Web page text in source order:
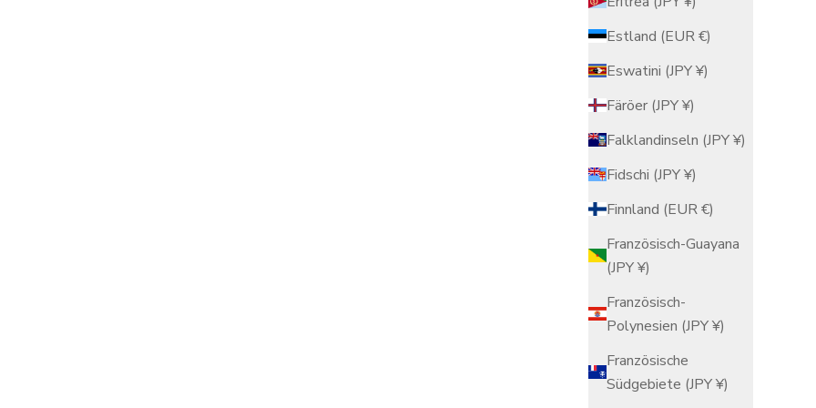
Estland (EUR €)
Eswatini (JPY ¥)
Färöer (JPY ¥)
Falklandinseln (JPY ¥)
Fidschi (JPY ¥)
Finnland (EUR €)
Französisch-Guayana
(JPY ¥)
Französisch-
Polynesien (JPY ¥)
Französische
Südgebiete (JPY ¥)
Angebot
ab $18.00 USD